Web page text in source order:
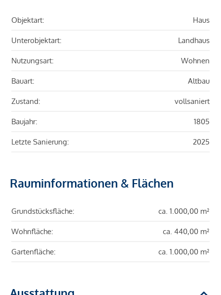
Objektart: Haus
Unterobjektart: Landhaus
Nutzungsart: Wohnen
Bauart: Altbau
Zustand: vollsaniert
Baujahr: 1805
Letzte Sanierung: 2025
Rauminformationen & Flächen
Grundstücksfläche: ca. 1.000,00 m²
Wohnfläche: ca. 440,00 m²
Gartenfläche: ca. 1.000,00 m²